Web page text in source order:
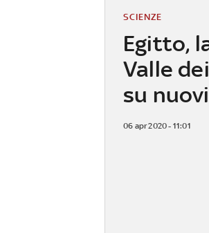
Egitto,
Valle
su
SCIENZE
06 apr 2020 - 11:01